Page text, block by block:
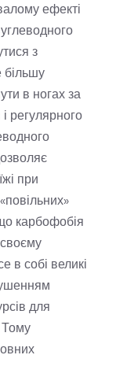
ефекті
з
більшу
в ногах за
регулярного
при
карбофобія
в собі великі
для
Тому